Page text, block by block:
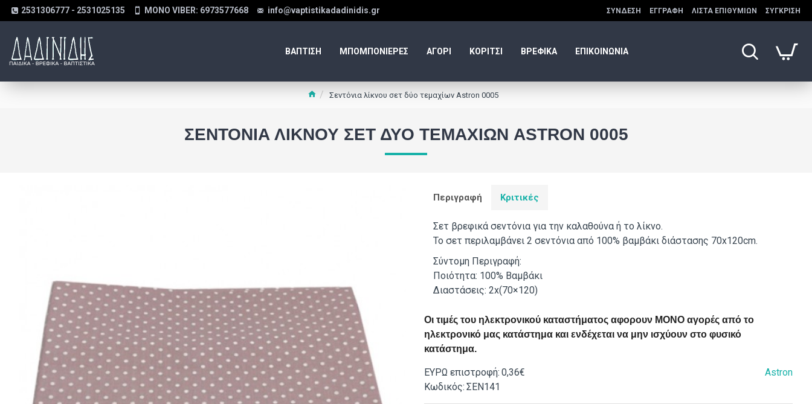
2531306777 - 2531025135 MONO VIBER: 6973577668 info@vaptistikadadinidis.gr ΣΎΝΔΕΣΗ ΕΓΓΡΑΦΉ ΛΊΣΤΑ ΕΠΙΘΥΜΙΏΝ ΣΎΓΚΡΙΣΗ
ΒΑΠΤΙΣΗ ΜΠΟΜΠΟΝΙΕΡΕΣ ΑΓΟΡΙ ΚΟΡΙΤΣΙ ΒΡΕΦΙΚΑ ΕΠΙΚΟΙΝΩΝΙΑ
Σεντόνια λίκνου σετ δύο τεμαχίων Astron 0005
ΣΕΝΤΌΝΙΑ ΛΊΚΝΟΥ ΣΕΤ ΔΎΟ ΤΕΜΑΧΊΩΝ ASTRON 0005
Περιγραφή Κριτικές
Σετ βρεφικά σεντόνια για την καλαθούνα ή το λίκνο.
Το σετ περιλαμβάνει 2 σεντόνια από 100% βαμβάκι διάστασης 70x120cm.
Σύντομη Περιγραφή:
Ποιότητα: 100% Βαμβάκι
Διαστάσεις: 2x(70×120)
Οι τιμές του ηλεκτρονικού καταστήματος αφορουν ΜΟΝΟ αγορές από το
ηλεκτρονικό μας κατάστημα και ενδέχεται να μην ισχύουν στο φυσικό
κατάστημα.
ΕΥΡΩ επιστροφή: 0,36€
Κωδικός: ΣΕΝ141
Astron